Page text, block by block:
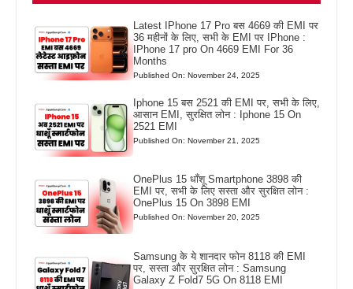
Latest IPhone 17 Pro बस 4669 की EMI पर
36 महीनों के लिए, सभी के EMI पर IPhone :
IPhone 17 pro On 4669 EMI For 36
Months
Published On: November 24, 2025
Iphone 15 बस 2521 की EMI पर, सभी के लिए,
आसान EMI, सुरक्षित लोन : Iphone 15 On
2521 EMI
Published On: November 21, 2025
OnePlus 15 धाँशू Smartphone 3898 की
EMI पर, सभी के लिए सस्ता और सुरक्षित लोन :
OnePlus 15 On 3898 EMI
Published On: November 20, 2025
Samsung के ये शानदार फोन 8118 की EMI
पर, सस्ता और सुरक्षित लोन : Samsung
Galaxy Z Fold7 5G On 8118 EMI